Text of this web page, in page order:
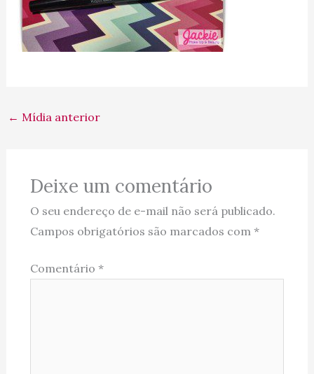
← Mídia anterior
Deixe um comentário
O seu endereço de e-mail não será publicado.
Campos obrigatórios são marcados com *
Comentário *